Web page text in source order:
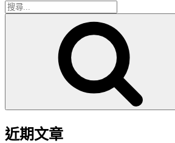
搜
近期文章